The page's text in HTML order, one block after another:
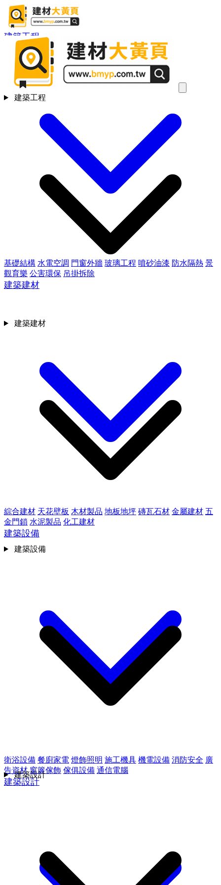
建築工程
基礎結構 水電空調 門窗外牆 玻璃工程 噴砂油漆 防水隔熱 景
觀育樂 公害環保 吊掛拆除
建築建材
綜合建材 天花壁板 木材製品 地板地坪 磚瓦石材 金屬建材 五
金門鎖 水泥製品 化工建材
建築設備
衛浴設備 餐廚家電 燈飾照明 施工機具 機電設備 消防安全 廣
告資材 窗簾傢飾 傢俱設備 通信電腦
建築設計
建築工程
建築建材
建築設備
建築設計